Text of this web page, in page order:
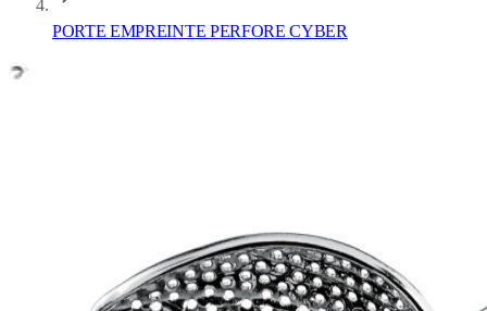
PORTE EMPREINTE PERFORE CYBER